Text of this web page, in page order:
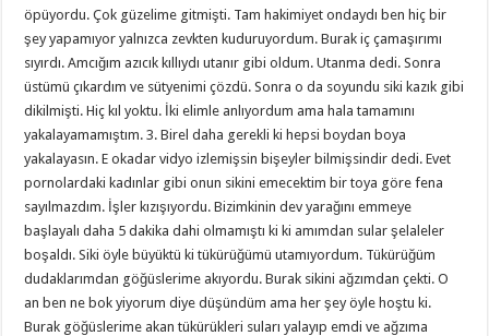
öpüyordu. Çok güzelime gitmişti. Tam hakimiyet ondaydı ben hiç bir
şey yapamıyor yalnızca zevkten kuduruyordum. Burak iç çamaşırımı
sıyırdı. Amcığım azıcık kıllıydı utanır gibi oldum. Utanma dedi. Sonra
üstümü çıkardım ve sütyenimi çözdü. Sonra o da soyundu siki kazık gibi
dikilmişti. Hiç kıl yoktu. İki elimle anlıyordum ama hala tamamını
yakalayamamıştım. 3. Birel daha gerekli ki hepsi boydan boya
yakalayasın. E okadar vidyo izlemişsin bişeyler bilmişsindir dedi. Evet
pornolardaki kadınlar gibi onun sikini emecektim bir toya göre fena
sayılmazdım. İşler kızışıyordu. Bizimkinin dev yarağını emmeye
başlayalı daha 5 dakika dahi olmamıştı ki ki amımdan sular şelaleler
boşaldı. Siki öyle büyüktü ki tükürüğümü utamıyordum. Tükürüğüm
dudaklarımdan göğüslerime akıyordu. Burak sikini ağzımdan çekti. O
an ben ne bok yiyorum diye düşündüm ama her şey öyle hoştu ki.
Burak göğüslerime akan tükürükleri suları yalayıp emdi ve ağzıma